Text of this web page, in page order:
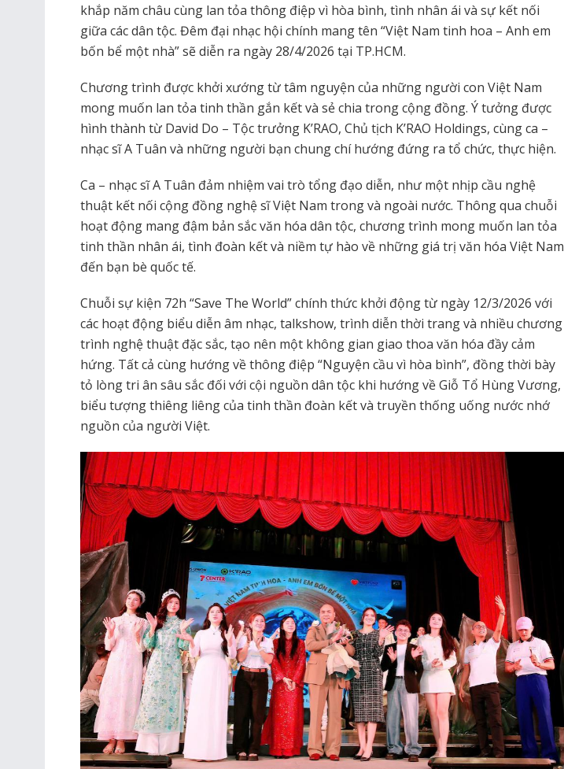
khắp năm châu cùng lan tỏa thông điệp vì hòa bình, tình nhân ái và sự kết nối
giữa các dân tộc. Đêm đại nhạc hội chính mang tên “Việt Nam tinh hoa – Anh em
bốn bể một nhà” sẽ diễn ra ngày 28/4/2026 tại TP.HCM.
Chương trình được khởi xướng từ tâm nguyện của những người con Việt Nam
mong muốn lan tỏa tinh thần gắn kết và sẻ chia trong cộng đồng. Ý tưởng được
hình thành từ David Do – Tộc trưởng K’RAO, Chủ tịch K’RAO Holdings, cùng ca –
nhạc sĩ A Tuân và những người bạn chung chí hướng đứng ra tổ chức, thực hiện.
Ca – nhạc sĩ A Tuân đảm nhiệm vai trò tổng đạo diễn, như một nhịp cầu nghệ
thuật kết nối cộng đồng nghệ sĩ Việt Nam trong và ngoài nước. Thông qua chuỗi
hoạt động mang đậm bản sắc văn hóa dân tộc, chương trình mong muốn lan tỏa
tinh thần nhân ái, tình đoàn kết và niềm tự hào về những giá trị văn hóa Việt Nam
đến bạn bè quốc tế.
Chuỗi sự kiện 72h “Save The World” chính thức khởi động từ ngày 12/3/2026 với
các hoạt động biểu diễn âm nhạc, talkshow, trình diễn thời trang và nhiều chương
trình nghệ thuật đặc sắc, tạo nên một không gian giao thoa văn hóa đầy cảm
hứng. Tất cả cùng hướng về thông điệp “Nguyện cầu vì hòa bình”, đồng thời bày
tỏ lòng tri ân sâu sắc đối với cội nguồn dân tộc khi hướng về Giỗ Tổ Hùng Vương,
biểu tượng thiêng liêng của tinh thần đoàn kết và truyền thống uống nước nhớ
nguồn của người Việt.